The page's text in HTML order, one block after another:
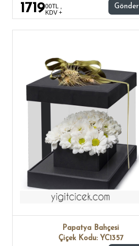
171900TL ,
KDV +
Gönder
Papatya Bahçesi
Çiçek Kodu: YC1357